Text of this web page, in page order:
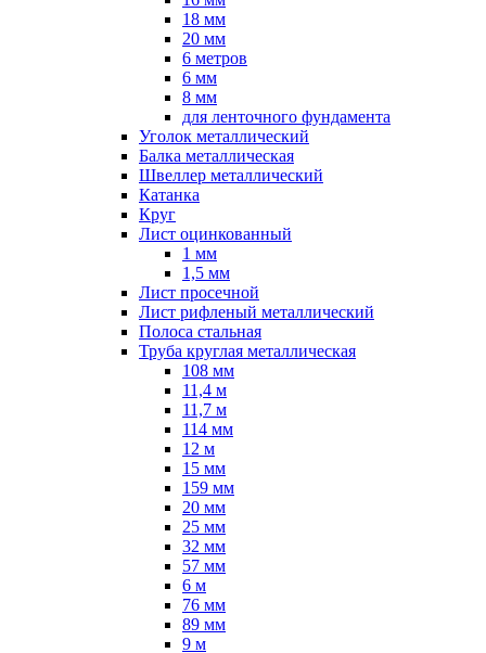
18 мм
20 мм
6 метров
6 мм
8 мм
для ленточного фундамента
Уголок металлический
Балка металлическая
Швеллер металлический
Катанка
Круг
Лист оцинкованный
1 мм
1,5 мм
Лист просечной
Лист рифленый металлический
Полоса стальная
Труба круглая металлическая
108 мм
11,4 м
11,7 м
114 мм
12 м
15 мм
159 мм
20 мм
25 мм
32 мм
57 мм
6 м
76 мм
89 мм
9 м